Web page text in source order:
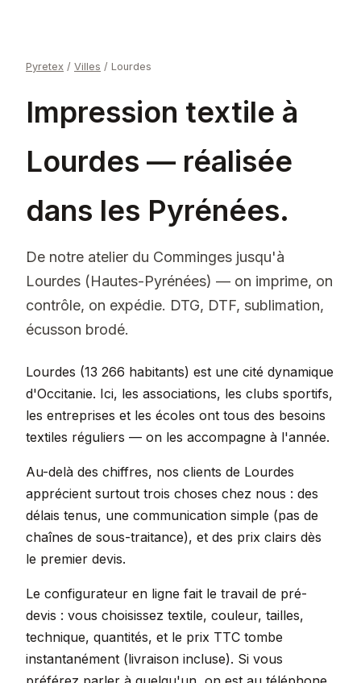
Pyretex / Villes / Lourdes
Impression textile à
Lourdes — réalisée
dans les Pyrénées.
De notre atelier du Comminges jusqu'à
Lourdes (Hautes-Pyrénées) — on imprime, on
contrôle, on expédie. DTG, DTF, sublimation,
écusson brodé.
Lourdes (13 266 habitants) est une cité dynamique
d'Occitanie. Ici, les associations, les clubs sportifs,
les entreprises et les écoles ont tous des besoins
textiles réguliers — on les accompagne à l'année.
Au-delà des chiffres, nos clients de Lourdes
apprécient surtout trois choses chez nous : des
délais tenus, une communication simple (pas de
chaînes de sous-traitance), et des prix clairs dès
le premier devis.
Le configurateur en ligne fait le travail de pré-
devis : vous choisissez textile, couleur, tailles,
technique, quantités, et le prix TTC tombe
instantanément (livraison incluse). Si vous